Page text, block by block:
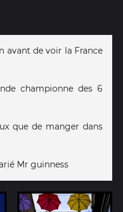
avant de voir la France
championne des 6
que de manger dans
Mr guinness